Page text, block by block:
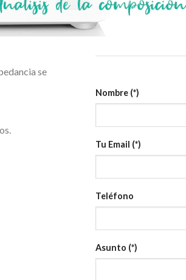
se
Nombre (*)
Tu Email (*)
Teléfono
Asunto (*)